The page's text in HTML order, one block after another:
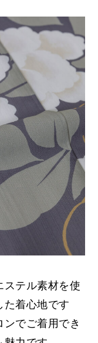
ステル素材を使
た着心地です
でご着用でき